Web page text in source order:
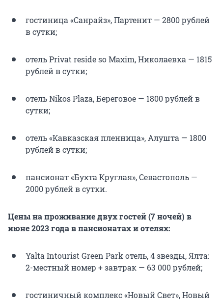
гостиница «Санрайз», Партенит — 2800 рублей
в сутки;
отель Privat reside so Maxim, Николаевка — 1815
рублей в сутки;
отель Nikos Plaza, Береговое — 1800 рублей в
сутки;
отель «Кавказская пленница», Алушта — 1800
рублей в сутки;
пансионат «Бухта Круглая», Севастополь —
2000 рублей в сутки.
Цены на проживание двух гостей (7 ночей) в
июне 2023 года в пансионатах и отелях:
Yalta Intourist Green Park отель, 4 звезды, Ялта:
2-местный номер + завтрак — 63 000 рублей;
гостиничный комплекс «Новый Свет», Новый